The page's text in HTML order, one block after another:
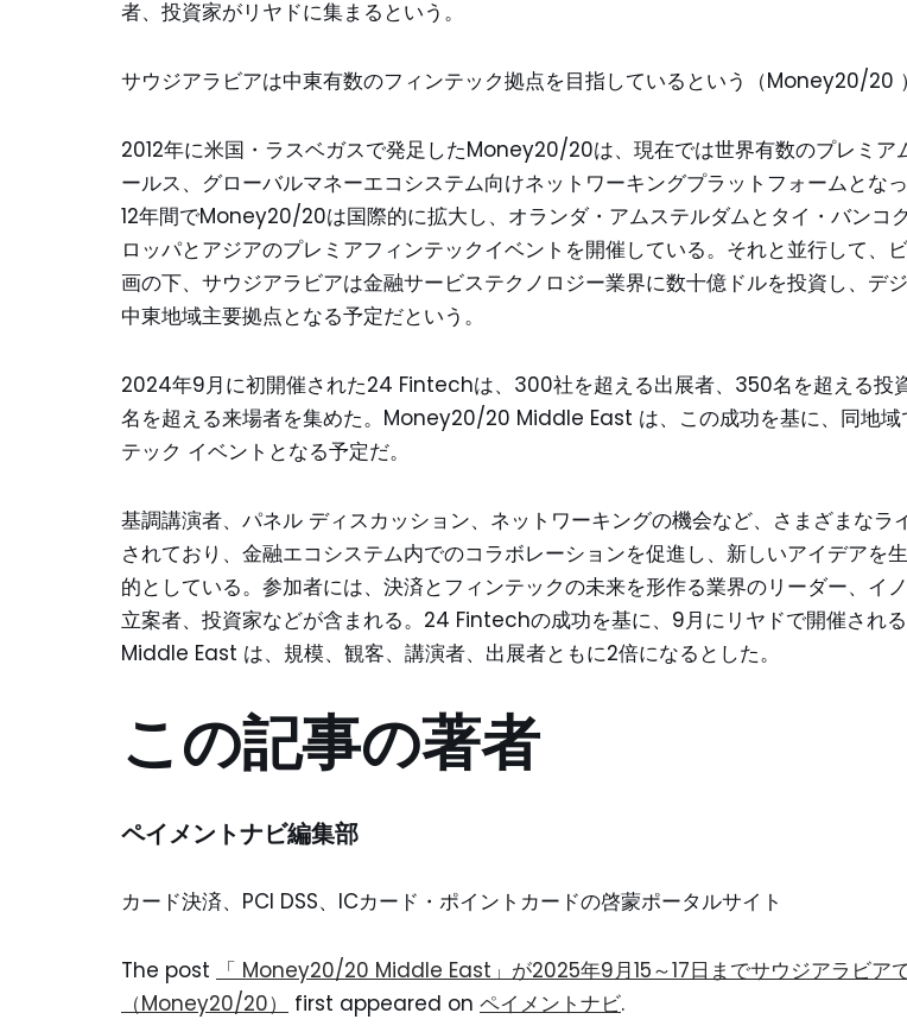
者、投資家がリヤドに集まるという。
サウジアラビアは中東有数のフィンテック拠点を目指しているという（Money20/20 ）
2012年に米国・ラスベガスで発足したMoney20/20は、現在では世界有数のプレミア
ールス、グローバルマネーエコシステム向けネットワーキングプラットフォームとな
12年間でMoney20/20は国際的に拡大し、オランダ・アムステルダムとタイ・バンコ
ロッパとアジアのプレミアフィンテックイベントを開催している。それと並行して、
画の下、サウジアラビアは金融サービステクノロジー業界に数十億ドルを投資し、デ
中東地域主要拠点となる予定だという。
2024年9月に初開催された24 Fintechは、300社を超える出展者、350名を超える投
名を超える来場者を集めた。Money20/20 Middle East は、この成功を基に、同地域
テック イベントとなる予定だ。
基調講演者、パネル ディスカッション、ネットワーキングの機会など、さまざまなラ
されており、金融エコシステム内でのコラボレーションを促進し、新しいアイデアを
的としている。参加者には、決済とフィンテックの未来を形作る業界のリーダー、イ
立案者、投資家などが含まれる。24 Fintechの成功を基に、9月にリヤドで開催され
Middle East は、規模、観客、講演者、出展者ともに2倍になるとした。
この記事の著者
ペイメントナビ編集部
カード決済、PCI DSS、ICカード・ポイントカードの啓蒙ポータルサイト
The post
「 Money20/20 Middle East」が2025年9月15～17日までサウジアラビア
（Money20/20）
first appeared on ペイメントナビ.